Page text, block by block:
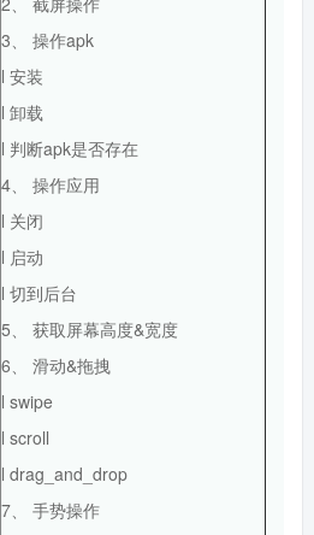
3、 操作apk
l 安装
l 卸载
l 判断apk是否存在
4、 操作应用
l 关闭
l 启动
l 切到后台
5、 获取屏幕高度&宽度
6、 滑动&拖拽
l swipe
l scroll
l drag_and_drop
7、 手势操作